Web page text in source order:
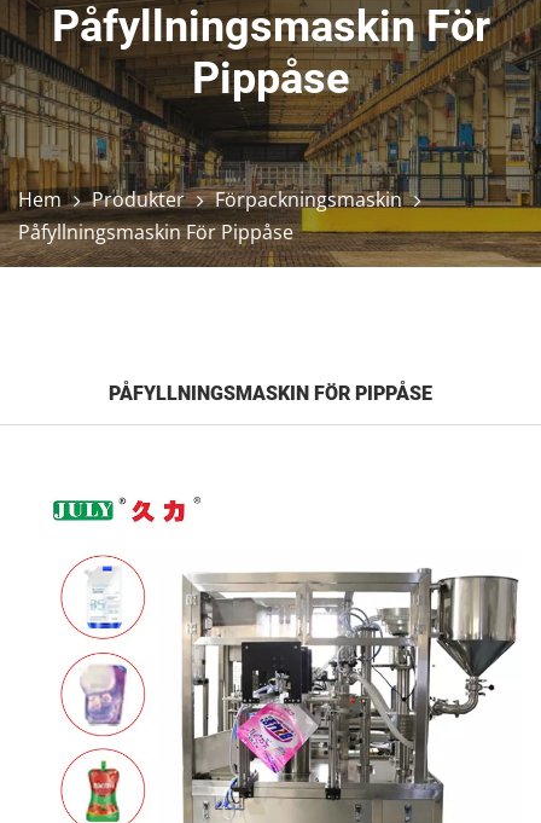
Påfyllningsmaskin För
Pippåse
Hem Produkter
Förpackningsmaskin
Påfyllningsmaskin För Pippåse
PÅFYLLNINGSMASKIN FÖR PIPPÅSE